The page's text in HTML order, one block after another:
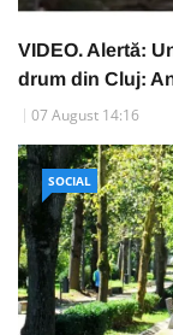
VIDEO. Alertă:
drum din Cluj:
07 August 14:16
SOCIAL